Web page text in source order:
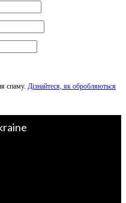
спаму. Дізнайтеся, як обробляються